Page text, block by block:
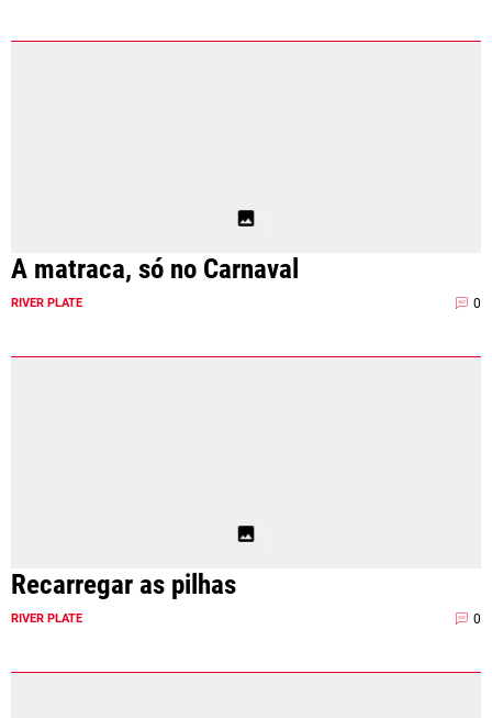
A matraca, só no Carnaval
RIVER PLATE 0
Recarregar as pilhas
RIVER PLATE 0